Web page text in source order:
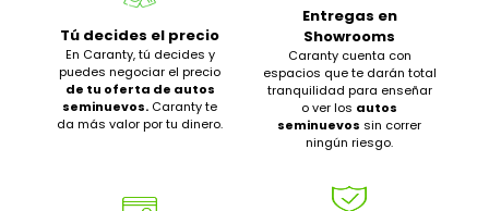
Tú decides el precio
En Caranty, tú decides y
puedes negociar el precio
de tu oferta de autos
seminuevos. Caranty te
da más valor por tu dinero.
Entregas en
Showrooms
Caranty cuenta con
espacios que te darán total
tranquilidad para enseñar
o ver los autos
seminuevos sin correr
ningún riesgo.